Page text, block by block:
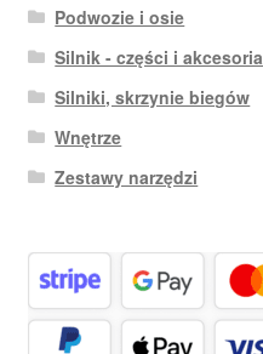
Podwozie i osie
Silnik - części i akcesoria
Silniki, skrzynie biegów
Wnętrze
Zestawy narzędzi